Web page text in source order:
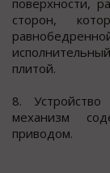
поверхности,
сторон,
плитой.
8.
механизм
приводом.